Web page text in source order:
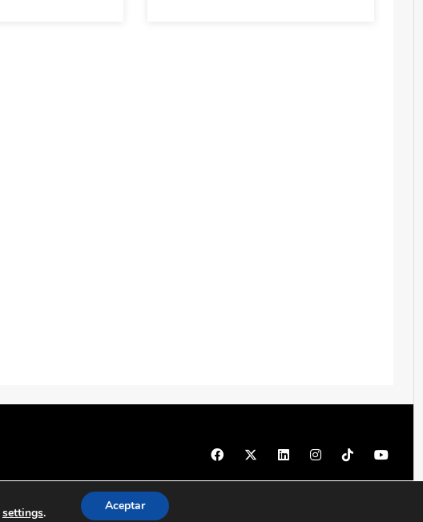
© 1997 - 2026 PRODU - Todos los derechos reservados
settings. Aceptar